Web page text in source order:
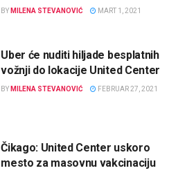
BY MILENA STEVANOVIĆ MART 1, 2021
Uber će nuditi hiljade besplatnih
vožnji do lokacije United Center
BY MILENA STEVANOVIĆ FEBRUAR 27, 2021
Čikago: United Center uskoro
mesto za masovnu vakcinaciju